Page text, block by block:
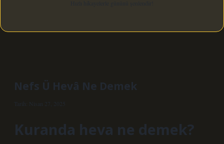
Nefs Ü Hevâ Ne Demek
Tarih: Nisan 27, 2025
Kuranda heva ne demek?